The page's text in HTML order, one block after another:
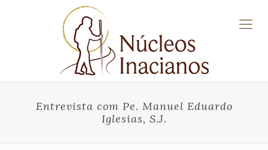
Entrevista com Pe. Manuel Eduardo
Iglesias, S.J.